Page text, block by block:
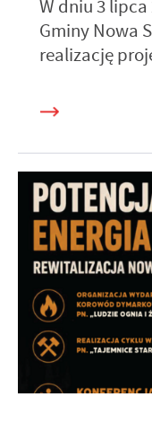
W dniu 3
Gminy Nowa
realizację